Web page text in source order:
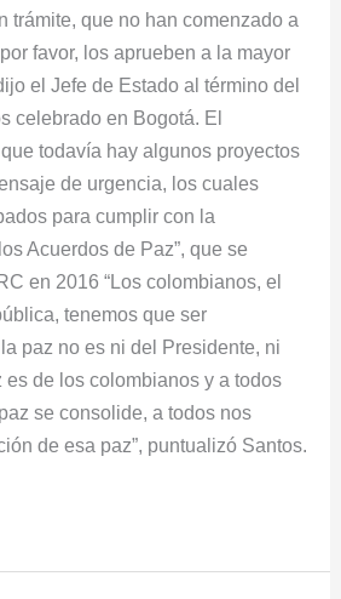
trámite, que no han comenzado a
favor, los aprueben a la mayor
el Jefe de Estado al término del
celebrado en Bogotá. El
todavía hay algunos proyectos
de urgencia, los cuales
para cumplir con la
Acuerdos de Paz”, que se
en 2016 “Los colombianos, el
tenemos que ser
paz no es ni del Presidente, ni
es de los colombianos y a todos
se consolide, a todos nos
de esa paz”, puntualizó Santos.